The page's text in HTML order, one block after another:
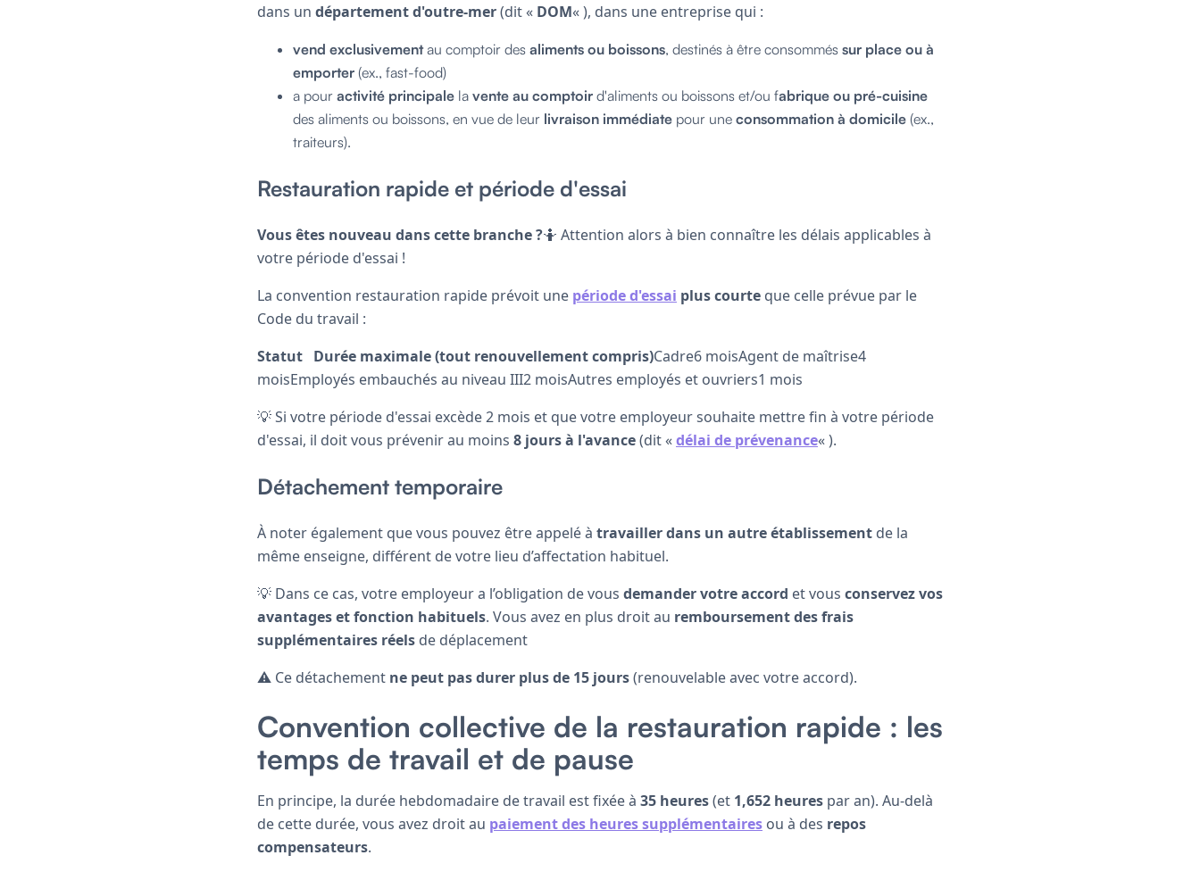
dans un département d'outre-mer(dit « DOM« ), dans une entreprise qui :
vend exclusivementau comptoir des aliments ou boissons, destinés à être consommés sur place ou à
emporter (ex., fast-food)
a pour activité principale la vente au comptoir d'aliments ou boissons et/ou fabrique ou pré-cuisine
des aliments ou boissons, en vue de leur livraison immédiate pour une consommation à domicile (ex.,
traiteurs).
Restauration rapide et période d'essai
Vous êtes nouveau dans cette branche ?🤷 Attention alors à bien connaître les délais applicables à
votre période d'essai !
La convention restauration rapide prévoit une période d'essai plus courte que celle prévue par le
Code du travail :
Statut Durée maximale (tout renouvellement compris)Cadre6 moisAgent de maîtrise4
moisEmployés embauchés au niveau III2 moisAutres employés et ouvriers1 mois
💡 Si votre période d'essai excède 2 mois et que votre employeur souhaite mettre fin à votre période
d'essai, il doit vous prévenir au moins 8 jours à l'avance(dit «délai de prévenance« ).
Détachement temporaire
À noter également que vous pouvez être appelé à travailler dans un autre établissement de la
même enseigne, différent de votre lieu d’affectation habituel.
💡 Dans ce cas, votre employeur a l’obligation de vous demander votre accord et vous conservez vos
avantages et fonction habituels. Vous avez en plus droit au remboursement des frais
supplémentaires réels de déplacement
⚠️ Ce détachement ne peut pas durer plus de 15 jours(renouvelable avec votre accord).
Convention collective de la restauration rapide : les
temps de travail et de pause
En principe, la durée hebdomadaire de travail est fixée à 35 heures(et 1,652 heures par an). Au-delà
de cette durée, vous avez droit au paiement des heures supplémentaires ou à des repos
compensateurs.